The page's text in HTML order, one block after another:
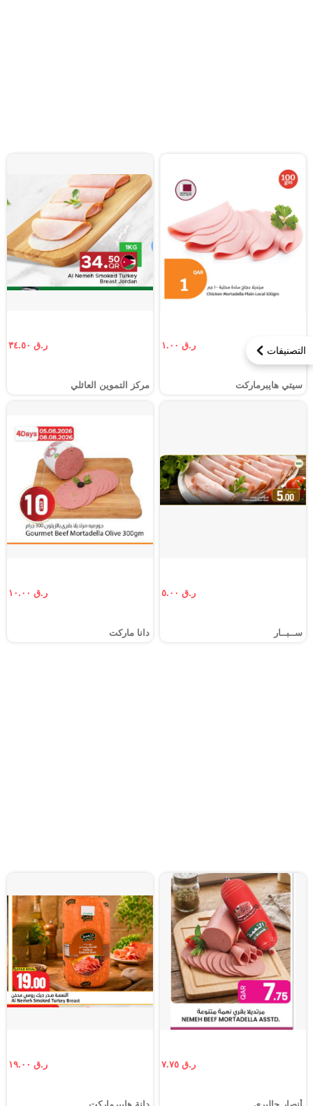
التصنيفات ر.ق ١.٠٠
سيتي هايبرماركت
ر.ق ٣٤.٥٠
مركز التموين العائلي
ر.ق ٥.٠٠
ســبــار
ر.ق ١٠.٠٠
دانا ماركت
ر.ق ٧.٧٥ ر.ق ١٩.٠٠